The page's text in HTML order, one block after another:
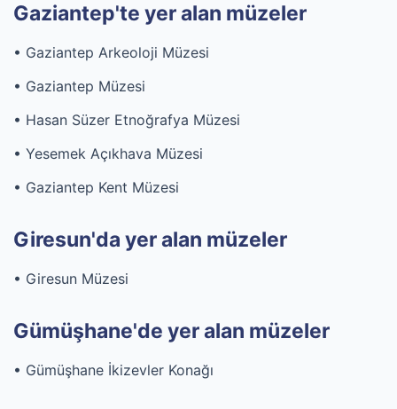
Gaziantep'te yer alan müzeler
• Gaziantep Arkeoloji Müzesi
• Gaziantep Müzesi
• Hasan Süzer Etnoğrafya Müzesi
• Yesemek Açıkhava Müzesi
• Gaziantep Kent Müzesi
Giresun'da yer alan müzeler
• Giresun Müzesi
Gümüşhane'de yer alan müzeler
• Gümüşhane İkizevler Konağı